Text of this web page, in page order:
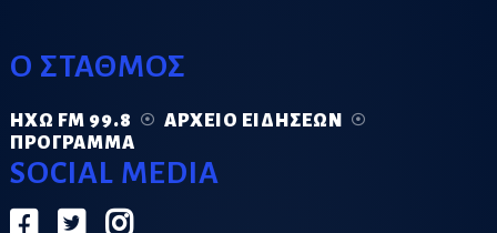
Ο ΣΤΑΘΜΟΣ
ΗΧΏ FM 99.8
ΑΡΧΕΊΟ ΕΙΔΉΣΕΩΝ
ΠΡΌΓΡΑΜΜΑ
SOCIAL MEDIA